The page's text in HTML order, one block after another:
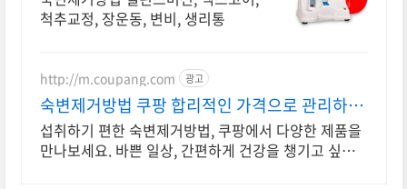
척추교정, 장운동, 변비, 생리통
http://m.coupang.com 광고
숙변제거방법 쿠팡 합리적인 가격으로 관리하세
요
섭취하기 편한 숙변제거방법, 쿠팡에서 다양한 제품을
만나보세요. 바쁜 일상, 간편하게 건강을 챙기고 싶다